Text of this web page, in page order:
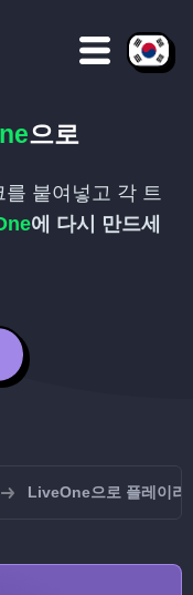
으로
붙여넣고 각 트
에 다시 만드세
LiveOne으로 플레이리